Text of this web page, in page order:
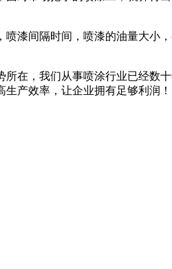
漆间隔时间，喷漆的油量大小
在，我们从事喷涂行业已经数
产效率，让企业拥有足够利润！